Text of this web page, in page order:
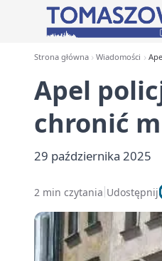
Strona główna Wiadomości
Apel
chronić
29 października 2025
2 min czytania Udostępnij